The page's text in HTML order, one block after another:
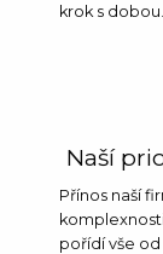
krok s dobou.
Naší
Přínos naší
pořídí vše